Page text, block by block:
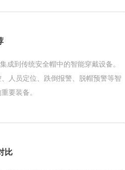
成到传统安全帽中的智能穿戴设备。
人员定位、跌倒报警、脱帽预警等智
要装备。
比